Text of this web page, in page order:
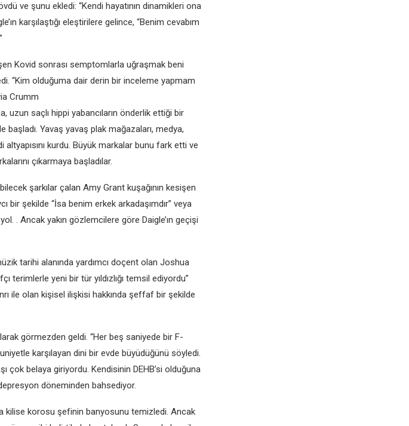
ve şunu ekledi: “Kendi hayatının dinamikleri ona
karşılaştığı eleştirilere gelince, “Benim cevabım
Kovid sonrası semptomlarla uğraşmak beni
“Kim olduğuma dair derin bir inceleme yapmam
Crumm
uzun saçlı hippi yabancıların önderlik ettiği bir
Yavaş yavaş plak mağazaları, medya,
kurdu. Büyük markalar bunu fark etti ve
çıkarmaya başladılar.
şarkılar çalan Amy Grant kuşağının kesişen
bir şekilde “İsa benim erkek arkadaşımdır” veya
. Ancak yakın gözlemcilere göre Daigle’ın geçişi
tarihi alanında yardımcı doçent olan Joshua
terimlerle yeni bir tür yıldızlığı temsil ediyordu”
ile olan kişisel ilişkisi hakkında şeffaf bir şekilde
görmezden geldi. “Her beş saniyede bir F-
karşılayan dini bir evde büyüdüğünü söyledi.
çok belaya giriyordu. Kendisinin DEHB’si olduğuna
döneminden bahsediyor.
kilise korosu şefinin banyosunu temizledi. Ancak